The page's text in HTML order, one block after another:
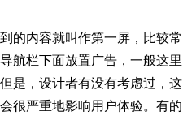
的内容就叫作第一屏，比较常
航栏下面放置广告，一般这里
是，设计者有没有考虑过，这
很严重地影响用户体验。有的